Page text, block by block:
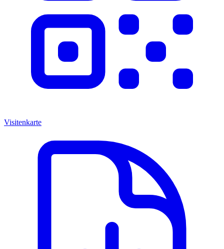
Visitenkarte